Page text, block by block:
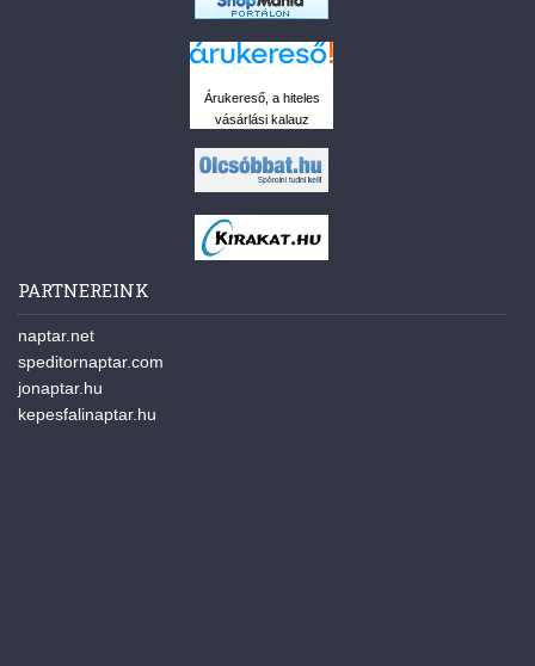
Árukereső, a hiteles
vásárlási kalauz
PARTNEREINK
naptar.net
speditornaptar.com
jonaptar.hu
kepesfalinaptar.hu